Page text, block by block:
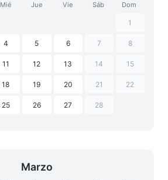
Mié Jue Vie Sáb Dom
1
4 5 6 7 8
11 12 13 14 15
18 19 20 21 22
25 26 27 28
Marzo